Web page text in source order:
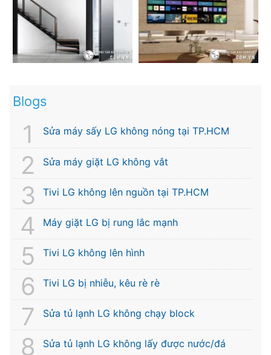
Blogs
Sửa máy sấy LG không nóng tại TP.HCM
Sửa máy giặt LG không vắt
Tivi LG không lên nguồn tại TP.HCM
Máy giặt LG bị rung lắc mạnh
Tivi LG không lên hình
Tivi LG bị nhiễu, kêu rè rè
Sửa tủ lạnh LG không chạy block
Sửa tủ lạnh LG không lấy được nước/đá